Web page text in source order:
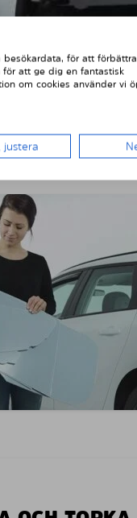
för att
att ge dig en fantastisk
om cookies använder vi
justera